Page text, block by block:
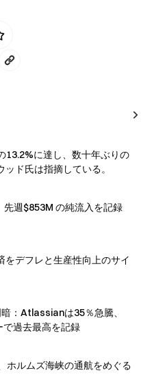
13.2%に達し、数十年ぶりの
ド氏は指摘している。
週$853M の純流入を記録
デフレと生産性向上のサイ
：Atlassianは35％急騰、
過去最高を記録
ホルムズ海峡の通航をめぐる